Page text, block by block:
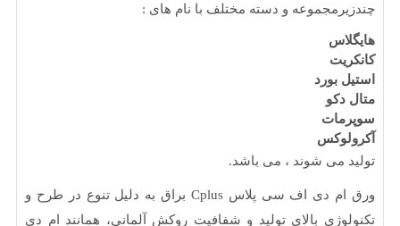
و دسته مختلف با نام های :
بورد
می شوند ، می باشد.
ورق ام دی اف سی پلاس Cplus براق به دلیل تنوع در طرح و
بالای تولید و شفافیت روکش آلمانی، همانند ام دی